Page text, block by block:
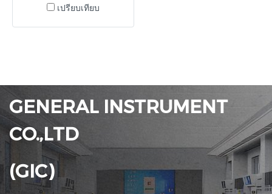
เปรียบเทียบ
GENERAL INSTRUMENT
CO.,LTD
(GIC)